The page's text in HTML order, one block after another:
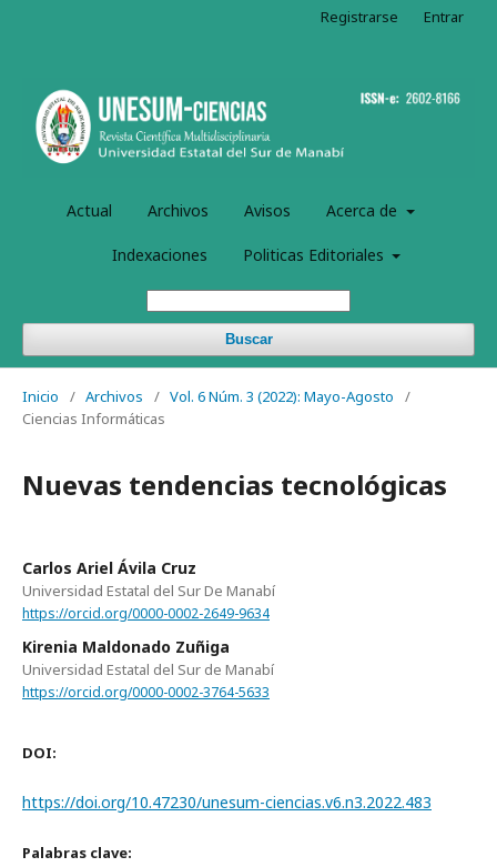
Actual Archivos Avisos Acerca de
Indexaciones Politicas Editoriales
Buscar
Registrarse Entrar
Inicio / Archivos / Vol. 6 Núm. 3 (2022): Mayo-Agosto
/
Ciencias Informáticas
Nuevas tendencias tecnológicas
Carlos Ariel Ávila Cruz
Universidad Estatal del Sur De Manabí
https://orcid.org/0000-0002-2649-9634
Kirenia Maldonado Zuñiga
Universidad Estatal del Sur de Manabí
https://orcid.org/0000-0002-3764-5633
DOI:
https://doi.org/10.47230/unesum-ciencias.v6.n3.2022.483
Palabras clave: